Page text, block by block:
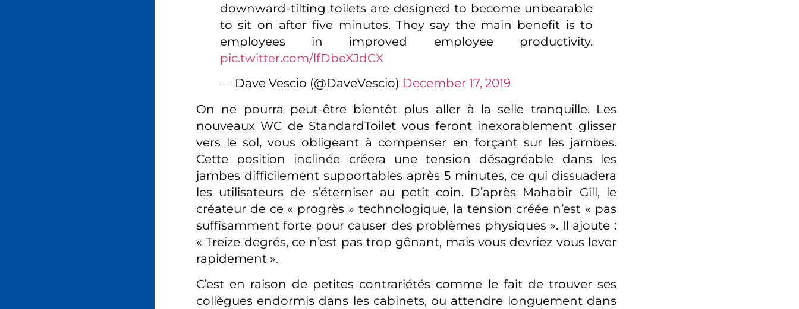
downward-tilting toilets are designed to become unbearable
to sit on after five minutes. They say the main benefit is to
employees in improved employee productivity.
pic.twitter.com/lfDbeXJdCX
— Dave Vescio (@DaveVescio) December 17, 2019
On ne pourra peut-être bientôt plus aller à la selle tranquille. Les
nouveaux WC de StandardToilet vous feront inexorablement glisser
vers le sol, vous obligeant à compenser en forçant sur les jambes.
Cette position inclinée créera une tension désagréable dans les
jambes difficilement supportables après 5 minutes, ce qui dissuadera
les utilisateurs de s’éterniser au petit coin. D’après Mahabir Gill, le
créateur de ce « progrès » technologique, la tension créée n’est « pas
suffisamment forte pour causer des problèmes physiques ». Il ajoute :
« Treize degrés, ce n’est pas trop gênant, mais vous devriez vous lever
rapidement ».
C’est en raison de petites contrariétés comme le fait de trouver ses
collègues endormis dans les cabinets, ou attendre longuement dans